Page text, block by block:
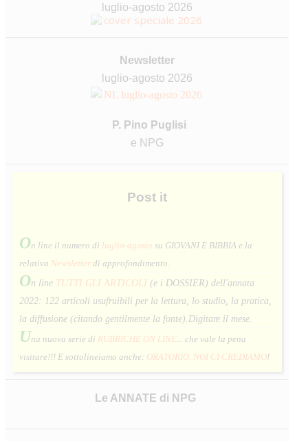
luglio-agosto 2026
Newsletter
luglio-agosto 2026
P. Pino Puglisi
e NPG
Post it
On line il numero di luglio-agosto su GIOVANI E BIBBIA e la
relativa Newsletter di approfondimento
On line TUTTI GLI ARTICOLI (e i DOSSIER) dell'annata
2022: 122 articoli usufruibili per la lettura, lo studio, la pratica,
la diffusione (citando gentilmente la fonte). Digitare il mese.
Una nuova serie di RUBRICHE ON LINE
... che vale la pena
visitare!!! E sottolineiamo anche: ORATORIO, NOI CI CREDIAMO!
Le ANNATE di NPG